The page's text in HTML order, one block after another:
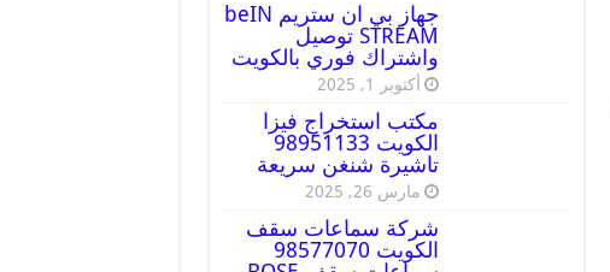
جهاز بي ان ستريم beIN
STREAM توصيل
واشتراك فوري بالكويت
أكتوبر 1, 2025
مكتب استخراج فيزا
الكويت 98951133
تاشيرة شنغن سريعة
مارس 26, 2025
شركة سماعات سقف
الكويت 98577070